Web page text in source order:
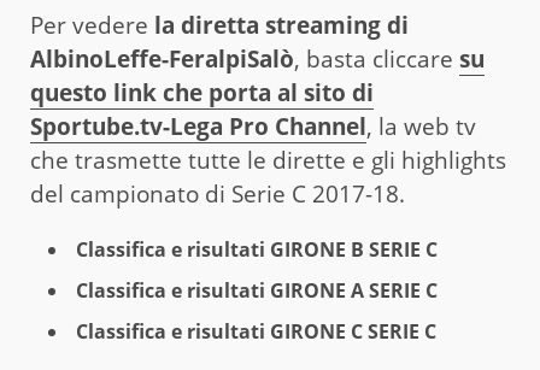
Per vedere la diretta streaming di
AlbinoLeffe-FeralpiSalò, basta cliccare su
questo link che porta al sito di
Sportube.tv-Lega Pro Channel, la web tv
che trasmette tutte le dirette e gli highlights
del campionato di Serie C 2017-18.
Classifica e risultati GIRONE B SERIE C
Classifica e risultati GIRONE A SERIE C
Classifica e risultati GIRONE C SERIE C